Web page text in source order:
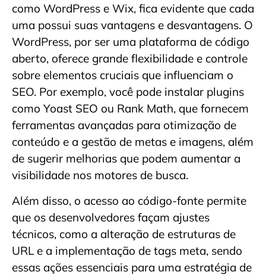
como WordPress e Wix, fica evidente que cada
uma possui suas vantagens e desvantagens. O
WordPress, por ser uma plataforma de código
aberto, oferece grande flexibilidade e controle
sobre elementos cruciais que influenciam o
SEO. Por exemplo, você pode instalar plugins
como Yoast SEO ou Rank Math, que fornecem
ferramentas avançadas para otimização de
conteúdo e a gestão de metas e imagens, além
de sugerir melhorias que podem aumentar a
visibilidade nos motores de busca.
Além disso, o acesso ao código-fonte permite
que os desenvolvedores façam ajustes
técnicos, como a alteração de estruturas de
URL e a implementação de tags meta, sendo
essas ações essenciais para uma estratégia de